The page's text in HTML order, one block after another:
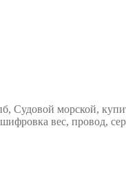
Судовой морской,
вес, провод,